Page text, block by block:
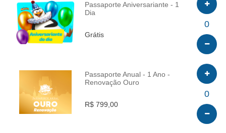
INFO
Passaporte Aniversariante - 1
Dia
Grátis
0
INFO
Passaporte Anual - 1 Ano -
Renovação Ouro
R$ 799,00
0